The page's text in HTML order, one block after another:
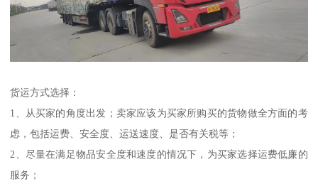
货运方式选择：
1、从买家的角度出发；卖家应该为买家所购买的货物做全方面的考
虑，包括运费、安全度、运送速度、是否有关税等；
2、尽量在满足物品安全度和速度的情况下，为买家选择运费低廉的
服务；